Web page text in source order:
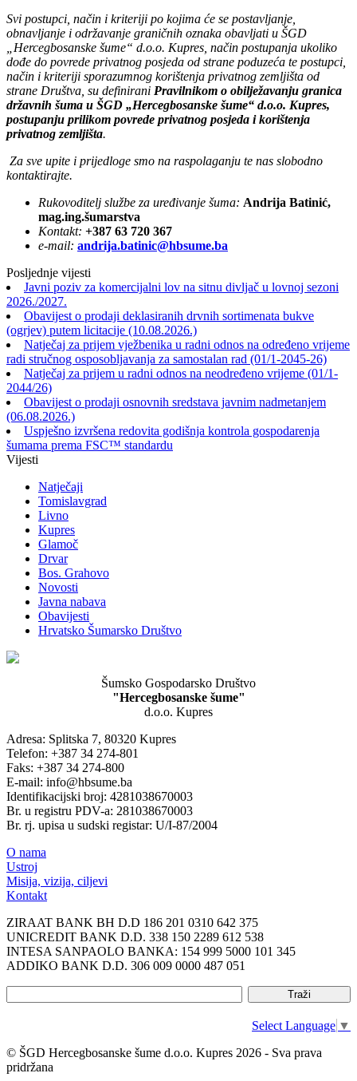
Svi postupci, način i kriteriji po kojima će se postavljanje,
obnavljanje i održavanje graničnih oznaka obavljati u ŠGD
„Hercegbosanske šume“ d.o.o. Kupres, način postupanja ukoliko
dođe do povrede privatnog posjeda od strane poduzeća te postupci,
način i kriteriji sporazumnog korištenja privatnog zemljišta od
strane Društva, su definirani Pravilnikom o obilježavanju granica
državnih šuma u ŠGD „Hercegbosanske šume“ d.o.o. Kupres,
postupanju prilikom povrede privatnog posjeda i korištenja
privatnog zemljišta.
Za sve upite i prijedloge smo na raspolaganju te nas slobodno
kontaktirajte.
Rukovoditelj službe za uređivanje šuma: Andrija Batinić,
mag.ing.šumarstva
Kontakt: +387 63 720 367
e-mail: andrija.batinic@hbsume.ba
Posljednje vijesti
Javni poziv za komercijalni lov na sitnu divljač u lovnoj sezoni
2026./2027.
Obavijest o prodaji deklasiranih drvnih sortimenata bukve
(ogrjev) putem licitacije (10.08.2026.)
Natječaj za prijem vježbenika u radni odnos na određeno vrijeme
radi stručnog osposobljavanja za samostalan rad (01/1-2045-26)
Natječaj za prijem u radni odnos na neodređeno vrijeme (01/1-
2044/26)
Obavijest o prodaji osnovnih sredstava javnim nadmetanjem
(06.08.2026.)
Uspješno izvršena redovita godišnja kontrola gospodarenja
šumama prema FSC™ standardu
Vijesti
Natječaji
Tomislavgrad
Livno
Kupres
Glamoč
Drvar
Bos. Grahovo
Novosti
Javna nabava
Obavijesti
Hrvatsko Šumarsko Društvo
Šumsko Gospodarsko Društvo
"Hercegbosanske šume"
d.o.o. Kupres
Adresa: Splitska 7, 80320 Kupres
Telefon: +387 34 274-801
Faks: +387 34 274-800
E-mail: info@hbsume.ba
Identifikacijski broj: 4281038670003
Br. u registru PDV-a: 281038670003
Br. rj. upisa u sudski registar: U/I-87/2004
O nama
Ustroj
Misija, vizija, ciljevi
Kontakt
ZIRAAT BANK BH D.D 186 201 0310 642 375
UNICREDIT BANK D.D. 338 150 2289 612 538
INTESA SANPAOLO BANKA: 154 999 5000 101 345
ADDIKO BANK D.D. 306 009 0000 487 051
Select Language ▼
© ŠGD Hercegbosanske šume d.o.o. Kupres 2026 - Sva prava
pridržana